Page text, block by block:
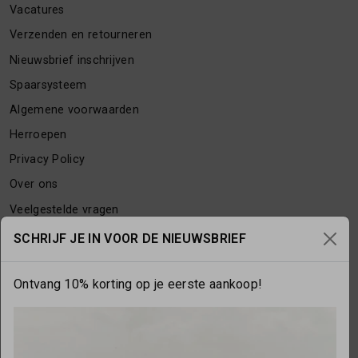
Vacatures
Verzenden en retourneren
Nieuwsbrief inschrijven
Spaarsysteem
Algemene voorwaarden
Herroepen
Privacy Policy
Over ons
Veelgestelde vragen
Contact
OPENINGSTIJDEN
SCHRIJF JE IN VOOR DE NIEUWSBRIEF
Ontvang 10% korting op je eerste aankoop!